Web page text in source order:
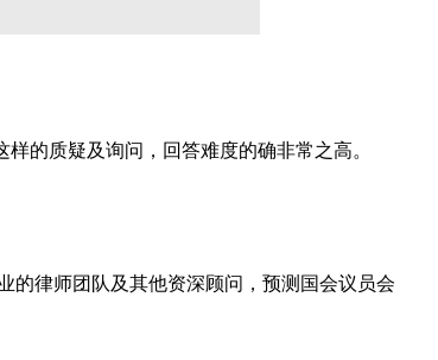
的质疑及询问，回答难度的确非常之高。
的律师团队及其他资深顾问，预测国会议员会